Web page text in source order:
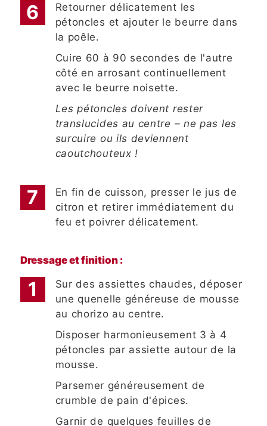
Retourner délicatement les
pétoncles et ajouter le beurre dans
la poêle.
Cuire 60 à 90 secondes de l'autre
côté en arrosant continuellement
avec le beurre noisette.
Les pétoncles doivent rester
translucides au centre – ne pas les
surcuire ou ils deviennent
caoutchouteux !
En fin de cuisson, presser le jus de
citron et retirer immédiatement du
feu et poivrer délicatement.
Dressage et finition :
Sur des assiettes chaudes, déposer
une quenelle généreuse de mousse
au chorizo au centre.
Disposer harmonieusement 3 à 4
pétoncles par assiette autour de la
mousse.
Parsemer généreusement de
crumble de pain d'épices.
Garnir de quelques feuilles de